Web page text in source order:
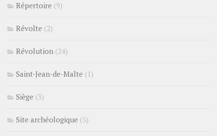
Répertoire (9)
Révolte (2)
Révolution (24)
Saint-Jean-de-Malte (1)
Siège (3)
Site archéologique (5)